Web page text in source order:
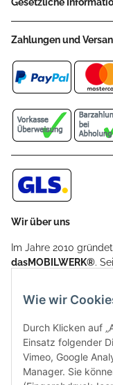
Gesetzliche
Zahlungen und
Wir über uns
Im Jahre 2010
dasMOBILWERK®.
ein Car Cover
Aufgrund der vielen
weitere Produkte,
Seine Reifenschoner
sind mit
dasMOBILWERK®
Wie wir
Durch Klicken auf
Einsatz folgender
Vimeo, Google
Manager. Sie